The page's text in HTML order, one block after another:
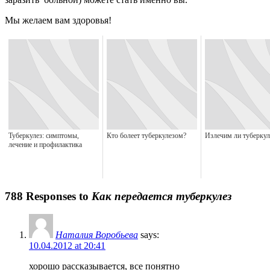
Мы желаем вам здоровья!
Туберкулез: симптомы,
лечение и профилактика
Кто болеет туберкулезом? Излечим ли
788 Responses to Как передается туберкулез
Наталия Воробьева says:
10.04.2012 at 20:41
хорошо рассказывается, все понятно